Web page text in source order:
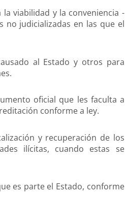
viabilidad y la conveniencia -
no judicializadas en las que el
al Estado y otros para
oficial que les faculta a
conforme a ley.
y recuperación de los
ilícitas, cuando estas se
es parte el Estado, conforme